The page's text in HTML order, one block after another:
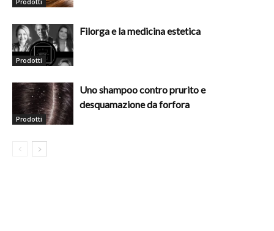
Prodotti
Filorga e la medicina estetica
Prodotti
Uno shampoo contro prurito e
desquamazione da forfora